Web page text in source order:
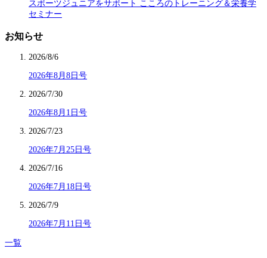
スポーツジュニアをサポート こころのトレーニング＆栄養学
セミナー
お知らせ
2026/8/6
2026年8月8日号
2026/7/30
2026年8月1日号
2026/7/23
2026年7月25日号
2026/7/16
2026年7月18日号
2026/7/9
2026年7月11日号
一覧